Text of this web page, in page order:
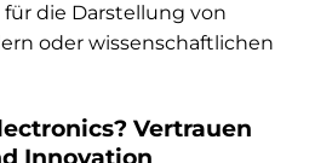
die Darstellung von
oder wissenschaftlichen
Vertrauen
Innovation